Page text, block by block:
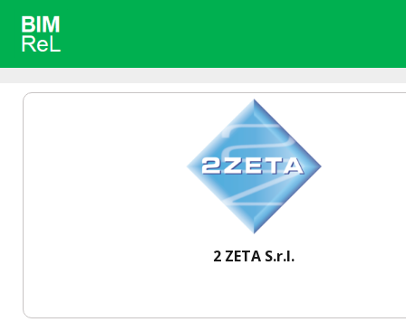
2 ZETA S.r.l.